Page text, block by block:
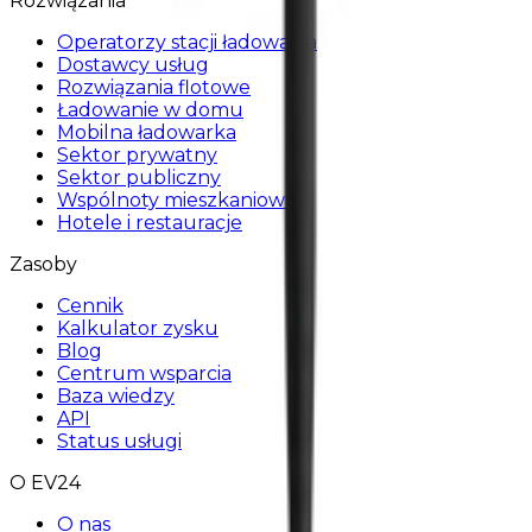
Operatorzy stacji ładowania
Dostawcy usług
Rozwiązania flotowe
Ładowanie w domu
Mobilna ładowarka
Sektor prywatny
Sektor publiczny
Wspólnoty mieszkaniowe
Hotele i restauracje
Zasoby
Cennik
Kalkulator zysku
Blog
Centrum wsparcia
Baza wiedzy
API
Status usługi
O EV24
O nas